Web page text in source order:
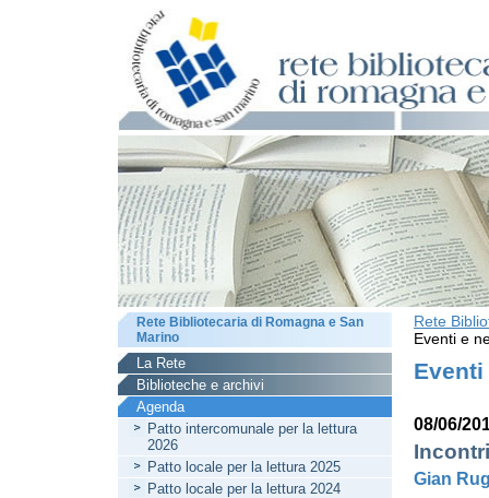
Rete
Eventi e
Eventi
08/06/
Gian
Rete Bibliotecaria di Romagna e San
Marino
La Rete
Biblioteche e archivi
Agenda
Patto intercomunale per la lettura
2026
Patto locale per la lettura 2025
Patto locale per la lettura 2024